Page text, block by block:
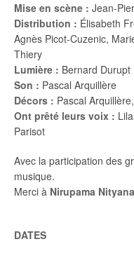
Mise en scène : Jean-
Distribution : Élisabeth
Agnès Picot-Cuzenic,
Thiery
Lumière : Bernard Durupt
Son : Pascal Arquillère
Décors : Pascal
Ont prêté leurs voix :
Parisot
Avec la participation des
musique.
Merci à Nirupama
DATES